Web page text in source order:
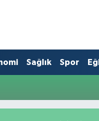
Sağlık Spor